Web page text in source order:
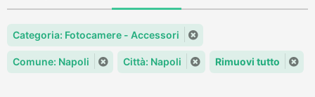
Categoria: Fotocamere - Accessori
Comune: Napoli Città: Napoli Rimuovi tutto